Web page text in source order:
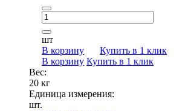
шт
В корзину
Купить в 1 клик
В корзину Купить в 1 клик
Вес:
20 кг
Единица измерения:
шт.